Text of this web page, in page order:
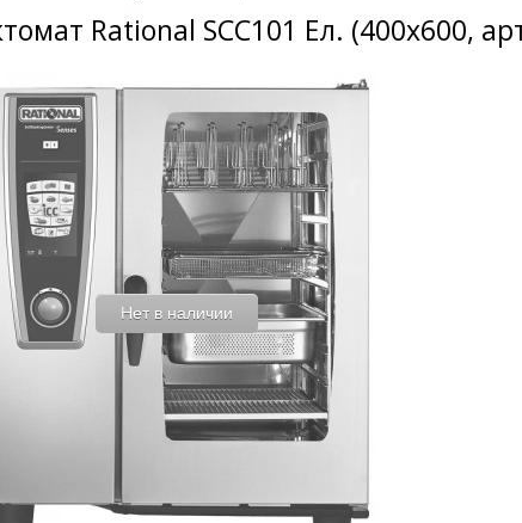
Rational SCC101 Ел. (400x600,
Нет в наличии